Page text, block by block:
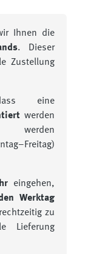
Ihnen die
. Dieser
Zustellung
eine
werden
werden
eingehen,
Werktag
zu
Lieferung